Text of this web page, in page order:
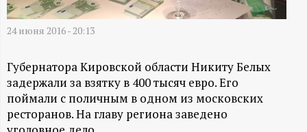
Й
А
Н
24 июня 2016 - 20:13
Губернатора Кировской области Никиту Белых
задержали за взятку в 400 тысяч евро. Его
поймали с поличным в одном из московских
ресторанов. На главу региона заведено